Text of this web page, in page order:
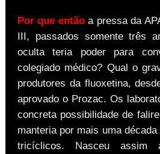
Por que entãoa pressa da
III, passados somente três
oculta teria poder para
colegiado médico? Qual o
produtores da fluoxetina,
aprovado o Prozac. Os
concreta possibilidade de
manteria por mais uma
tricíclicos. Nasceu